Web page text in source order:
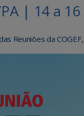
| 14 a
Reuniões da COGEF,